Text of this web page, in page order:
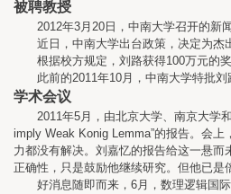
被聘教授
2012年3月20日，中南大学召开的新闻
近日，中南大学出台政策，决定为杰出
根据校方规定，刘路获得100万元的奖
此前的2011年10月，中南大学特批刘
学术会议
2011年5月，由北京大学、南京大学和
imply Weak Konig Lemma”的报告。会
力都没有解决。刘嘉忆的报告给这一悬
正确性，只是鼓励他继续研究。但他已是
好消息随即而来，6月，数理逻辑国际